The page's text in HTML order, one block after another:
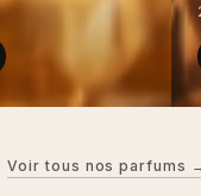
Voir tous nos parfums